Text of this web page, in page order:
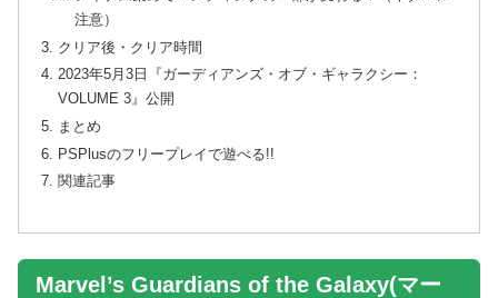
注意）
クリア後・クリア時間
2023年5月3日『ガーディアンズ・オブ・ギャラクシー：
VOLUME 3』公開
まとめ
PSPlusのフリープレイで遊べる!!
関連記事
Marvel’s Guardians of the Galaxy(マー